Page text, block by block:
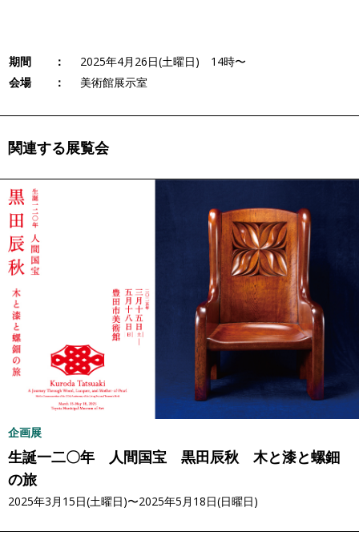
期間 ：
2025年4月26日(土曜日) 14時〜
会場 ：
美術館展示室
関連する展覧会
企画展
生誕一二〇年 人間国宝 黒田辰秋 木と漆と螺鈿
の旅
2025年3月15日(土曜日)〜2025年5月18日(日曜日)